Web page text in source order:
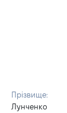
Прізвище:
Лунченко